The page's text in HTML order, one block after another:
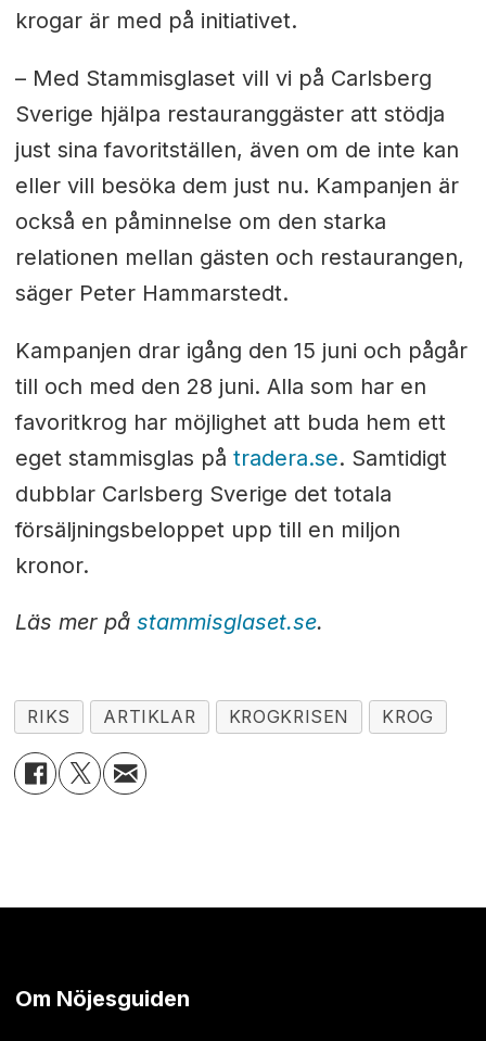
krogar är med på initiativet.
– Med Stammisglaset vill vi på Carlsberg
Sverige hjälpa restauranggäster att stödja
just sina favoritställen, även om de inte kan
eller vill besöka dem just nu. Kampanjen är
också en påminnelse om den starka
relationen mellan gästen och restaurangen,
säger Peter Hammarstedt.
Kampanjen drar igång den 15 juni och pågår
till och med den 28 juni. Alla som har en
favoritkrog har möjlighet att buda hem ett
eget stammisglas på tradera.se. Samtidigt
dubblar Carlsberg Sverige det totala
försäljningsbeloppet upp till en miljon
kronor.
Läs mer på stammisglaset.se.
RIKS ARTIKLAR KROGKRISEN KROG
Om Nöjesguiden